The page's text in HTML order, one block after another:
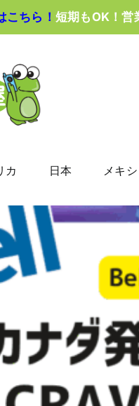
ちら！ 短期もOK！営
カ 日本 メキシ